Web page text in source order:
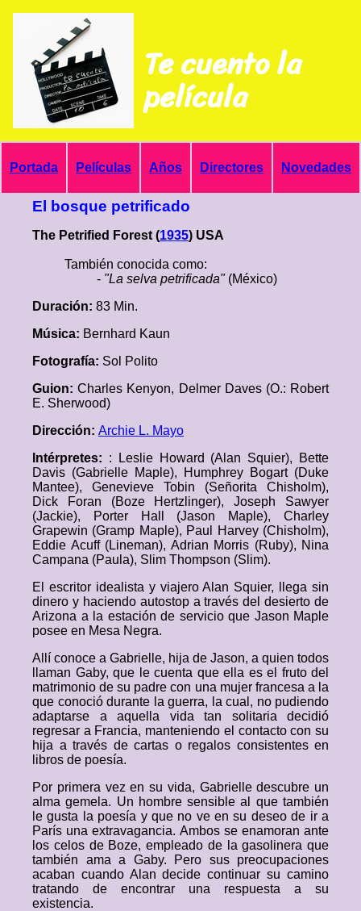
Te cuento la
película
Portada Películas Años Directores Novedades
El bosque petrificado
The Petrified Forest (1935) USA
También conocida como:
- "La selva petrificada"(México)
Duración: 83 Min.
Música: Bernhard Kaun
Fotografía: Sol Polito
Guion:Charles Kenyon, Delmer Daves (O.: Robert
E. Sherwood)
Dirección: Archie L. Mayo
Intérpretes: : Leslie Howard (Alan Squier), Bette
Davis (Gabrielle Maple), Humphrey Bogart (Duke
Mantee), Genevieve Tobin (Señorita Chisholm),
Dick Foran (Boze Hertzlinger), Joseph Sawyer
(Jackie), Porter Hall (Jason Maple), Charley
Grapewin (Gramp Maple), Paul Harvey (Chisholm),
Eddie Acuff (Lineman), Adrian Morris (Ruby), Nina
Campana (Paula), Slim Thompson (Slim).
El escritor idealista y viajero Alan Squier, llega sin
dinero y haciendo autostop a través del desierto de
Arizona a la estación de servicio que Jason Maple
posee en Mesa Negra.
Allí conoce a Gabrielle, hija de Jason, a quien todos
llaman Gaby, que le cuenta que ella es el fruto del
matrimonio de su padre con una mujer francesa a la
que conoció durante la guerra, la cual, no pudiendo
adaptarse a aquella vida tan solitaria decidió
regresar a Francia, manteniendo el contacto con su
hija a través de cartas o regalos consistentes en
libros de poesía.
Por primera vez en su vida, Gabrielle descubre un
alma gemela. Un hombre sensible al que también
le gusta la poesía y que no ve en su deseo de ir a
París una extravagancia. Ambos se enamoran ante
los celos de Boze, empleado de la gasolinera que
también ama a Gaby. Pero sus preocupaciones
acaban cuando Alan decide continuar su camino
tratando de encontrar una respuesta a su
existencia.